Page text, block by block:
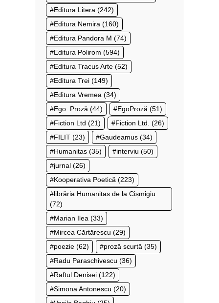
Editura Litera (242)
Editura Nemira (160)
Editura Pandora M (74)
Editura Polirom (594)
Editura Tracus Arte (52)
Editura Trei (149)
Editura Vremea (34)
Ego. Proză (44) EgoProză (51)
Fiction Ltd (21) Fiction Ltd. (26)
FILIT (23) Gaudeamus (34)
Humanitas (35) interviu (50)
jurnal (26)
Kooperativa Poetică (223)
librăria Humanitas de la Cișmigiu
(72)
Marian Ilea (33)
Mircea Cărtărescu (29)
poezie (62) proză scurtă (35)
Radu Paraschivescu (36)
Raftul Denisei (122)
Simona Antonescu (20)